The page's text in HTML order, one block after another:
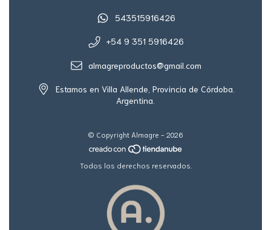
543515916426
+54 9 351 5916426
almagreproductos@gmail.com
Estamos en Villa Allende, Provincia de Córdoba.
Argentina.
© Copyright Almagre - 2026
Todos los derechos reservados.